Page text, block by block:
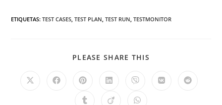
ETIQUETAS:TEST CASES TEST PLAN TEST RUN TESTMONITOR
PLEASE SHARE THIS